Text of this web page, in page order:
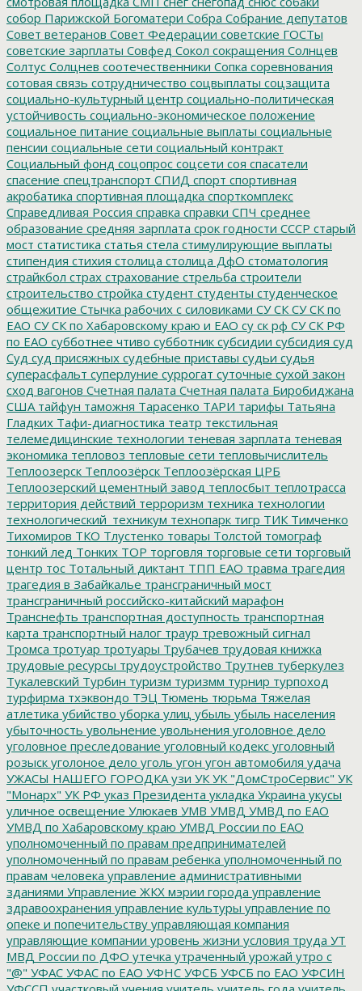
собор Парижской Богоматери Собра Собрание депутатов
Совет ветеранов Совет Федерации советские ГОСТы
советские зарплаты Совфед Сокол сокращения Солнцев
Солтус Солцнев соотечественники Сопка соревнования
сотовая связь сотрудничество соцвыплаты соцзащита
социально-культурный центр социально-политическая
устойчивость социально-экономическое положение
социальное питание социальные выплаты социальные
пенсии социальные сети социальный контракт
Социальный фонд соцопрос соцсети соя спасатели
спасение спецтранспорт СПИД спорт спортивная
акробатика спортивная площадка спорткомплекс
Справедливая Россия справка справки СПЧ среднее
образование средняя зарплата срок годности СССР старый
мост статистика статья стела стимулирующие выплаты
стипендия стихия столица столица ДфО стоматология
страйкбол страх страхование стрельба строители
строительство стройка студент студенты студенческое
общежитие Стычка рабочих с силовиками СУ СК СУ СК по
ЕАО СУ СК по Хабаровскому краю и ЕАО су ск рф СУ СК РФ
по ЕАО субботнее чтиво субботник субсидии субсидия суд
Суд суд присяжных судебные приставы судьи судья
суперасфальт суперлуние суррогат суточные сухой закон
сход вагонов Счетная палата Счетная палата Биробиджана
США тайфун таможня Тарасенко ТАРИ тарифы Татьяна
Гладких Тафи-диагностика театр текстильная
телемедицинские технологии теневая зарплата теневая
экономика тепловоз тепловые сети тепловычислитель
Теплоозерск Теплоозёрск Теплоозёрская ЦРБ
Теплоозерский цементный завод теплосбыт теплотрасса
территория действий терроризм техника технологии
технологический_техникум технопарк тигр ТИК Тимченко
Тихомиров ТКО Тлустенко товары Толстой томограф
тонкий лед Тонких ТОР торговля торговые сети торговый
центр тос Тотальный диктант ТПП ЕАО травма трагедия
трагедия в Забайкалье трансграничный мост
трансграничный российско-китайский марафон
Транснефть транспортная доступность транспортная
карта транспортный налог траур тревожный сигнал
Тромса тротуар тротуары Трубачев трудовая книжка
трудовые ресурсы трудоустройство Трутнев туберкулез
Тукалевский Турбин туризм туризмм турнир турпоход
турфирма тхэквондо ТЭЦ Тюмень тюрьма Тяжелая
атлетика убийство уборка улиц убыль убыль населения
убыточность увольнение увольнения уголовное дело
уголовное преследование уголовный кодекс уголовный
розыск уголоное дело уголь угон угон автомобиля удача
УЖАСЫ НАШЕГО ГОРОДКА узи УК УК "ДомСтроСервис" УК
"Монарх" УК РФ указ Президента укладка Украина укусы
уличное освещение Улюкаев УМВ УМВД УМВД по ЕАО
УМВД по Хабаровскому краю УМВД России по ЕАО
уполномоченный по правам предпринимателей
уполномоченный по правам ребенка уполномоченный по
правам человека управление административными
зданиями Управление ЖКХ мэрии города управление
здравоохранения управление культуры управление по
опеке и попечительству управляющая компания
управляющие компании уровень жизни условия труда УТ
МВД России по ДФО утечка утраченный урожай утро с
"@" УФАС УФАС по ЕАО УФНС УФСБ УФСБ по ЕАО УФСИН